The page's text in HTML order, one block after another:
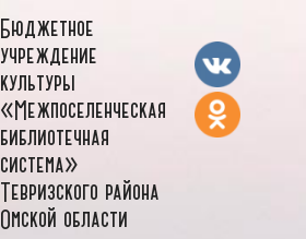
Бюджетное
учреждение
культуры
«Межпоселенческая
библиотечная
система»
Тевризского района
Омской области